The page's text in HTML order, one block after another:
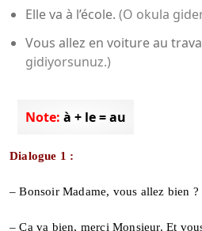
Elle va à l’école. (O okula
Vous allez en voiture au
gidiyorsunuz.)
Note: à + le = au
Dialogue 1 :
– Bonsoir Madame, vous allez bien ?
– Ça va bien, merci Monsieur. Et